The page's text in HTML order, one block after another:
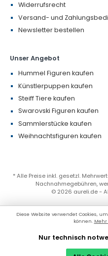
Widerrufsrecht
Versand- und
Newsletter bestellen
Unser Angebot
Hummel Figuren kaufen
Künstlerpuppen kaufen
Steiff Tiere kaufen
Swarovski Figuren kaufen
Sammlerstücke kaufen
Weihnachtsfiguren kaufen
* Alle Preise inkl. gesetzl.
Nachnahmegebühren,
© 2026 aureli.de -
Diese Website verwendet Cookies,
können.
Nur technisch